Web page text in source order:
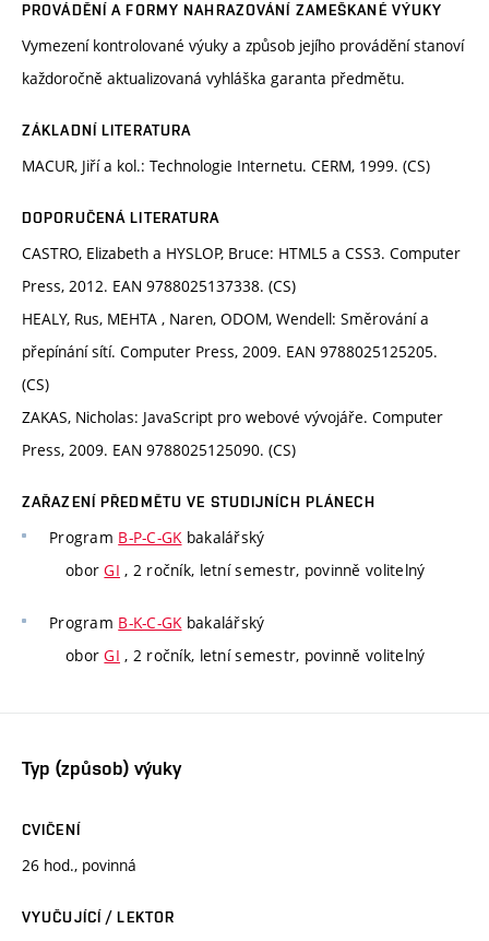
PROVÁDĚNÍ A FORMY NAHRAZOVÁNÍ ZAMEŠKANÉ VÝUKY
Vymezení kontrolované výuky a způsob jejího provádění stanoví
každoročně aktualizovaná vyhláška garanta předmětu.
ZÁKLADNÍ LITERATURA
MACUR, Jiří a kol.: Technologie Internetu. CERM, 1999. (CS)
DOPORUČENÁ LITERATURA
CASTRO, Elizabeth a HYSLOP, Bruce: HTML5 a CSS3. Computer
Press, 2012. EAN 9788025137338. (CS)
HEALY, Rus, MEHTA , Naren, ODOM, Wendell: Směrování a
přepínání sítí. Computer Press, 2009. EAN 9788025125205.
(CS)
ZAKAS, Nicholas: JavaScript pro webové vývojáře. Computer
Press, 2009. EAN 9788025125090. (CS)
ZAŘAZENÍ PŘEDMĚTU VE STUDIJNÍCH PLÁNECH
Program B-P-C-GKbakalářský
oborGI , 2 ročník, letní semestr, povinně volitelný
Program B-K-C-GK bakalářský
oborGI , 2 ročník, letní semestr, povinně volitelný
Typ (způsob) výuky
CVIČENÍ
26 hod., povinná
VYUČUJÍCÍ / LEKTOR